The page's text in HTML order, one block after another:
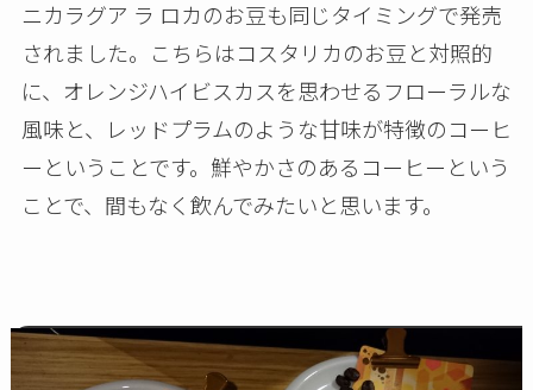
ニカラグア ラ ロカのお豆も同じタイミングで発売
されました。こちらはコスタリカのお豆と対照的
に、オレンジハイビスカスを思わせるフローラルな
風味と、レッドプラムのような甘味が特徴のコーヒ
ーということです。鮮やかさのあるコーヒーという
ことで、間もなく飲んでみたいと思います。